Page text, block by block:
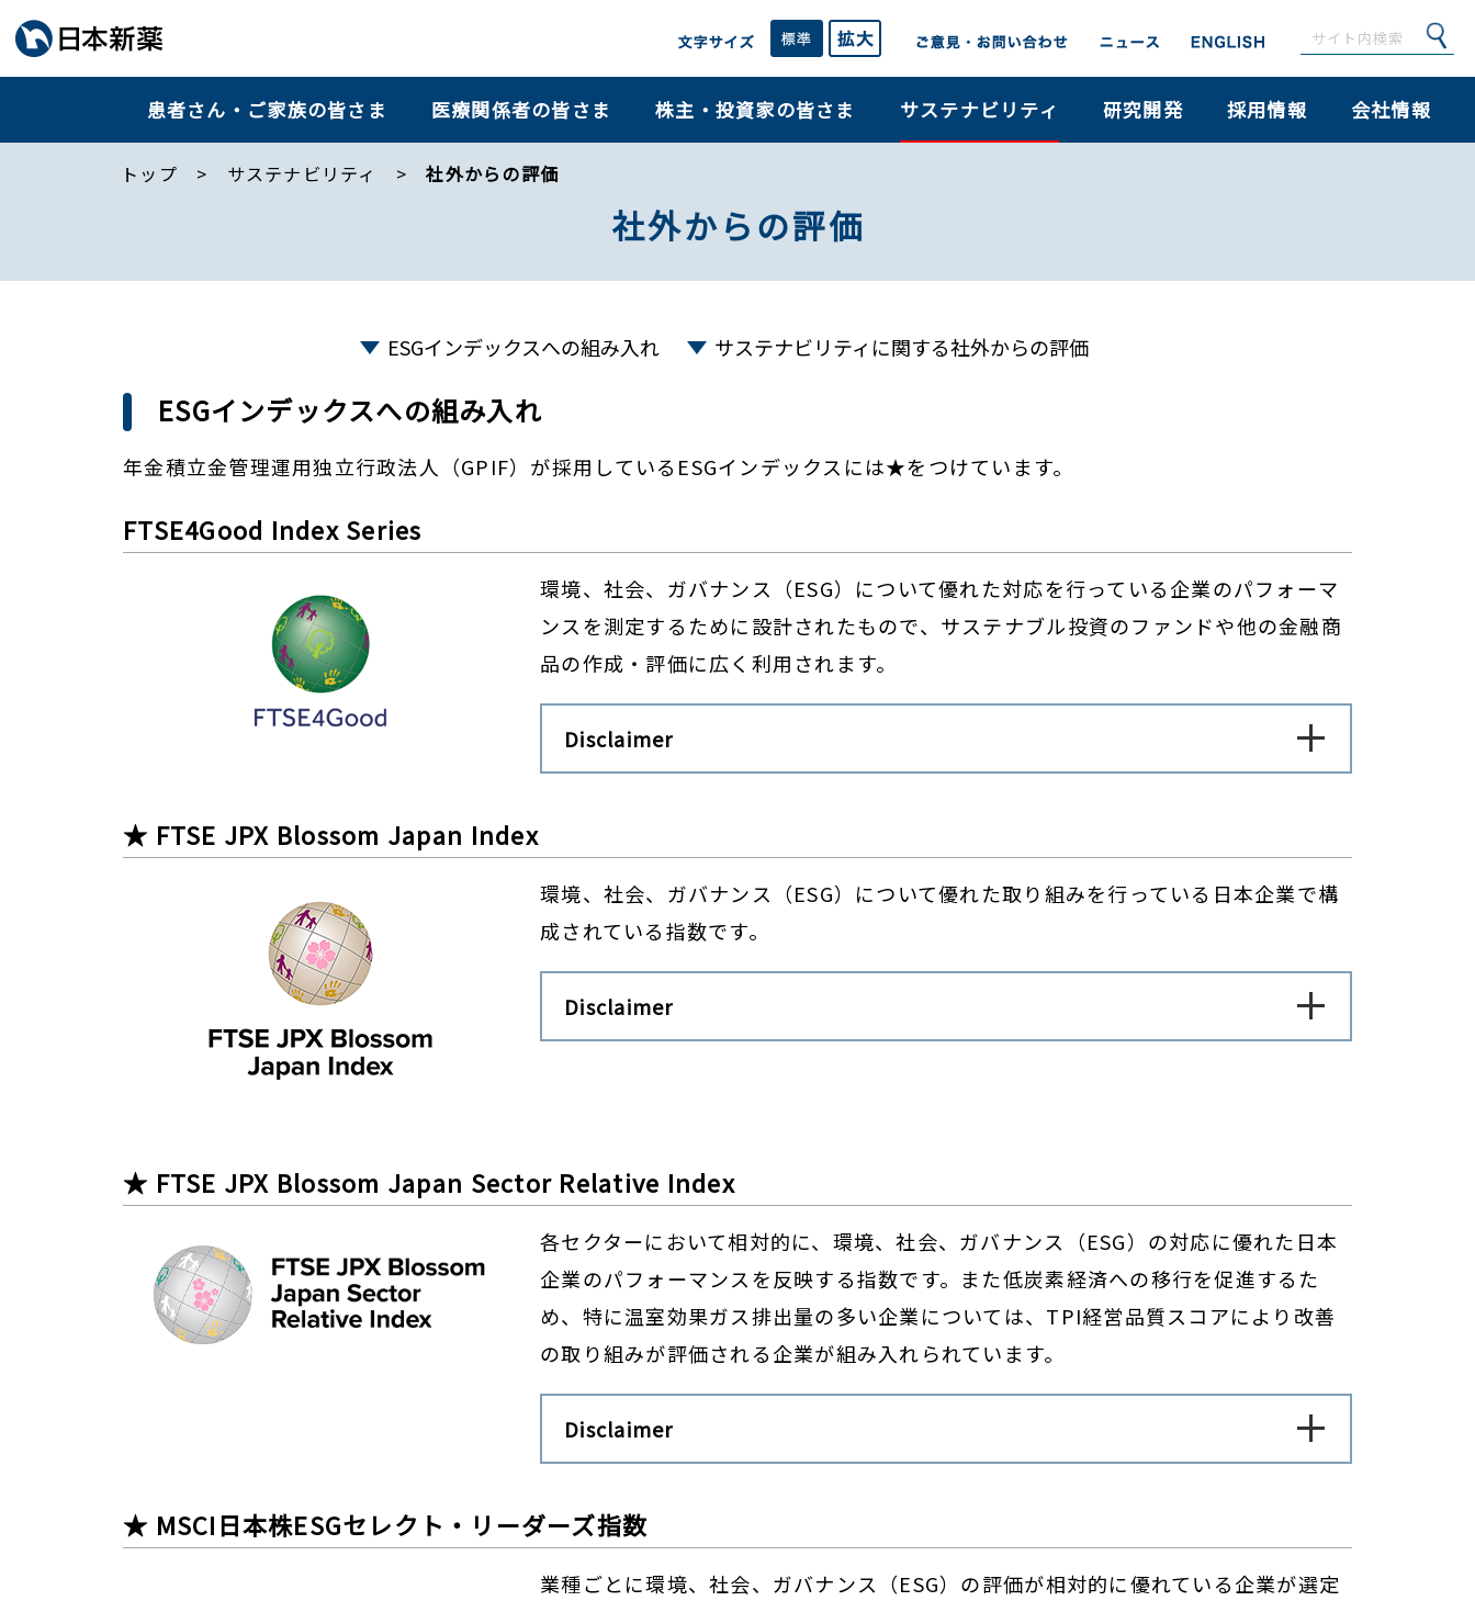
患者さん・ご家族の皆さま 医療関係者の皆さま 株主・投資家の皆さま サステナビリティ 研究開発 採用情報 会社情報
トップ サステナビリティ 社外からの評価
社外からの評価
ESGインデックスへの組み入れ サステナビリティに関する社外からの評価
ESGインデックスへの組み入れ
年金積立金管理運用独立行政法人（GPIF）が採用しているESGインデックスには★をつけています。
FTSE4Good Index Series
環境、社会、ガバナンス（ESG）について優れた対応を行っている企業のパフォーマ
ンスを測定するために設計されたもので、サステナブル投資のファンドや他の金融商
品の作成・評価に広く利用されます。
Disclaimer
★ FTSE JPX Blossom Japan Index
環境、社会、ガバナンス（ESG）について優れた取り組みを行っている日本企業で構
成されている指数です。
Disclaimer
★ FTSE JPX Blossom Japan Sector Relative Index
各セクターにおいて相対的に、環境、社会、ガバナンス（ESG）の対応に優れた日本
企業のパフォーマンスを反映する指数です。また低炭素経済への移行を促進するた
め、特に温室効果ガス排出量の多い企業については、TPI経営品質スコアにより改善
の取り組みが評価される企業が組み入れられています。
Disclaimer
★ MSCI日本株ESGセレクト・リーダーズ指数
業種ごとに環境、社会、ガバナンス（ESG）の評価が相対的に優れている企業が選定